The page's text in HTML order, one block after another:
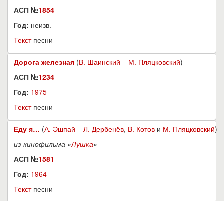
АСП №1854
Год: неизв.
Текстпесни
Дорога железная (В. Шаинский – М. Пляцковский)
АСП №1234
Год: 1975
Текстпесни
Еду я… (А. Эшпай – Л. Дербенёв, В. Котов и М. Пляцковский)
из кинофильма «Лушка»
АСП №1581
Год: 1964
Текстпесни